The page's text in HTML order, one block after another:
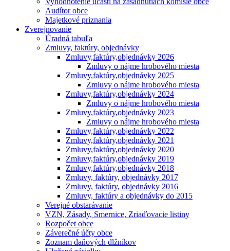
Audítor obce
Majetkové priznania
Zverejnovanie
Úradná tabuľa
Zmluvy, faktúry, objednávky
Zmluvy,faktúry,objednávky 2026
Zmluvy o nájme hrobového miesta
Zmluvy,faktúry,objednávky 2025
Zmluvy o nájme hrobového miesta
Zmluvy,faktúry,objednávky 2024
Zmluvy o nájme hrobového miesta
Zmluvy,faktúry,objednávky 2023
Zmluvy o nájme hrobového miesta
Zmluvy,faktúry,objednávky 2022
Zmluvy,faktúry,objednávky 2021
Zmluvy,faktúry,objednávky 2020
Zmluvy,faktúry,objednávky 2019
Zmluvy,faktúry,objednávky 2018
Zmluvy, faktúry, objednávky 2017
Zmluvy, faktúry, objednávky 2016
Zmluvy, faktúry a objednávky do 2015
Verejné obstarávanie
VZN, Zásady, Smernice, Zriaďovacie listiny
Rozpočet obce
Záverečné účty obce
Zoznam daňových dlžníkov